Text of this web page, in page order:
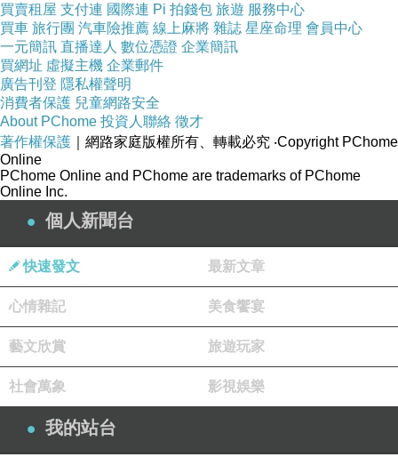
上一篇：【台中龍井景點】麗水驛站~百年漁港希臘風情 拍攝婚紗美照
買賣租屋 支付連 國際連 Pi 拍錢包 旅遊 服務中心
買車 旅行團 汽車險推薦 線上麻將 雜誌 星座命理 會員中心
一元簡訊 直播達人 數位憑證 企業簡訊
買網址 虛擬主機 企業郵件
廣告刊登 隱私權聲明
消費者保護 兒童網路安全
About PChome 投資人聯絡 徵才
著作權保護 ｜網路家庭版權所有、轉載必究 ‧Copyright PChome
Online
PChome Online and PChome are trademarks of PChome
Online Inc.
個人新聞台
快速發文 最新文章
心情雜記 美食饗宴
藝文欣賞 旅遊玩家
社會萬象 影視娛樂
我的站台